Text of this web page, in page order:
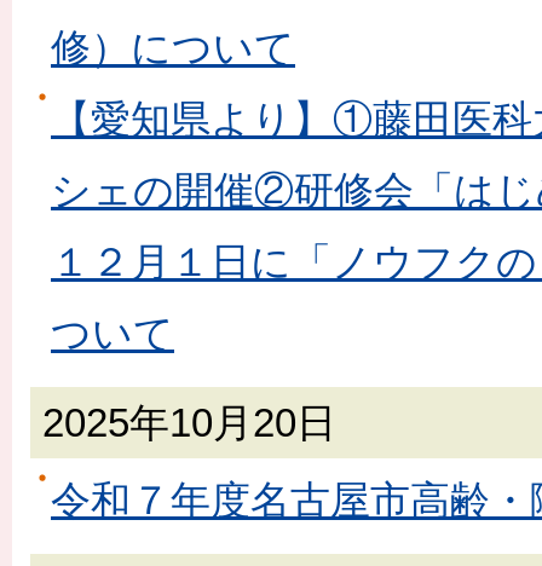
修）について
【愛知県より】①藤田医
シェの開催②研修会「は
１２月１日に「ノウフク
ついて
2025年10月20日
令和７年度名古屋市高齢